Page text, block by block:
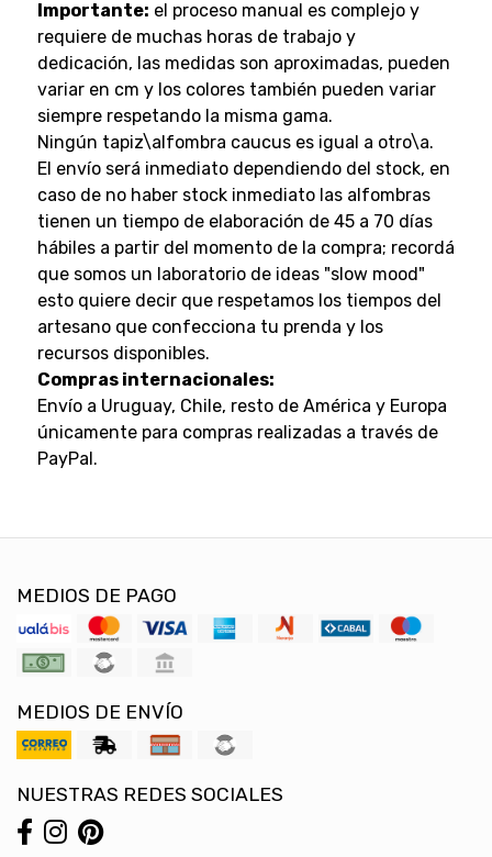
Importante: el proceso manual es complejo y
requiere de muchas horas de trabajo y
dedicación, las medidas son aproximadas, pueden
variar en cm y los colores también pueden variar
siempre respetando la misma gama.
Ningún tapiz\alfombra caucus es igual a otro\a.
El envío será inmediato dependiendo del stock, en
caso de no haber stock inmediato las alfombras
tienen un tiempo de elaboración de 45 a 70 días
hábiles a partir del momento de la compra; recordá
que somos un laboratorio de ideas "slow mood"
esto quiere decir que respetamos los tiempos del
artesano que confecciona tu prenda y los
recursos disponibles.
Compras internacionales:
Envío a Uruguay, Chile, resto de América y Europa
únicamente para compras realizadas a través de
PayPal.
MEDIOS DE PAGO
MEDIOS DE ENVÍO
NUESTRAS REDES SOCIALES